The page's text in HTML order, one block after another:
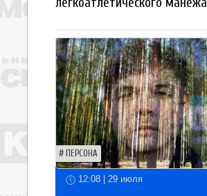
ПЕРСОНА
12:08 | 29 июля